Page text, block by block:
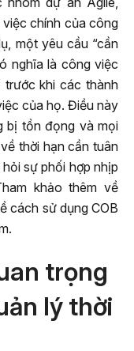
việc chính của công
một yêu cầu “cần
nghĩa là công việc
khi các thành
của họ. Điều này
bị tồn đọng và mọi
thời hạn cần tuân
sự phối hợp nhịp
khảo thêm về
cách sử dụng COB
trọng
lý thời